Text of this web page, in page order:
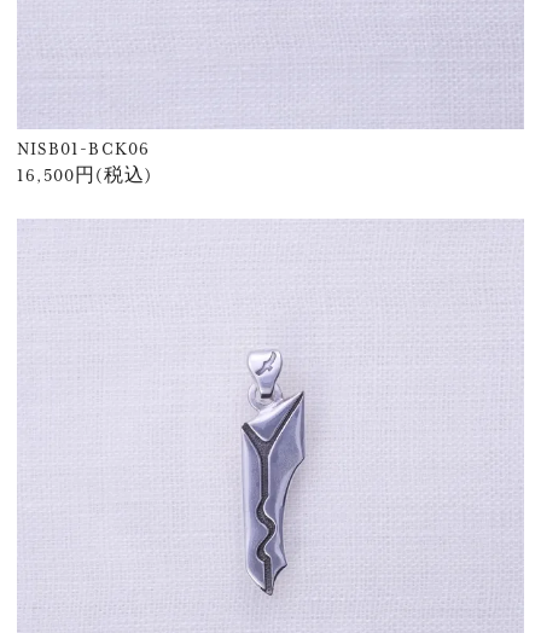
NISB01-BCK06
16,500円(税込)